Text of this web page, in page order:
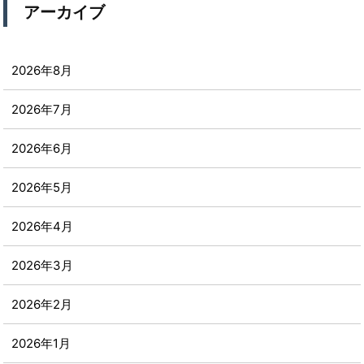
アーカイブ
2026年8月
2026年7月
2026年6月
2026年5月
2026年4月
2026年3月
2026年2月
2026年1月